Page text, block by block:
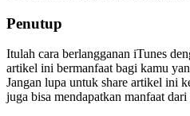
Penutup
Itulah cara berlangganan iTunes
artikel ini bermanfaat bagi kamu
Jangan lupa untuk share artikel ini
juga bisa mendapatkan manfaat